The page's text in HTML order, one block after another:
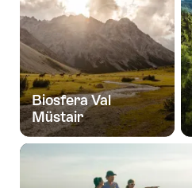
Biosfera Val
Müstair